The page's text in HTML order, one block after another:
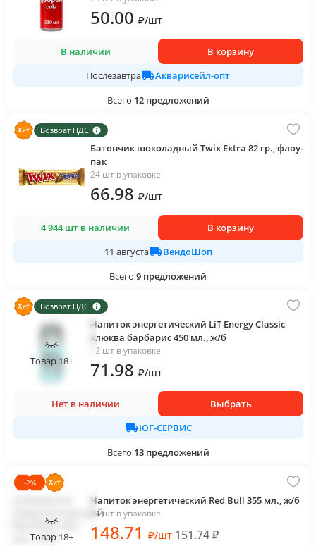
50.00 ₽/шт
В наличии
В корзину
Послезавтра
Акварисейл-опт
Всего 12 предложений
Возврат НДС
Батончик шоколадный Twix Extra 82 гр., флоу-
пак
24 шт в упаковке
66.98 ₽/шт
4 944 шт в наличии
В корзину
11 августа
ВендоШоп
Всего 9 предложений
Возврат НДС
Товар 18+
Напиток энергетический LiT Energy Classic
клюква барбарис 450 мл., ж/б
12 шт в упаковке
71.98 ₽/шт
Нет в наличии
Выбрать
ЮГ-СЕРВИС
Всего 13 предложений
-2%
Товар 18+
Напиток энергетический Red Bull 355 мл., ж/б
24 шт в упаковке
148.71 ₽/шт 151.74₽